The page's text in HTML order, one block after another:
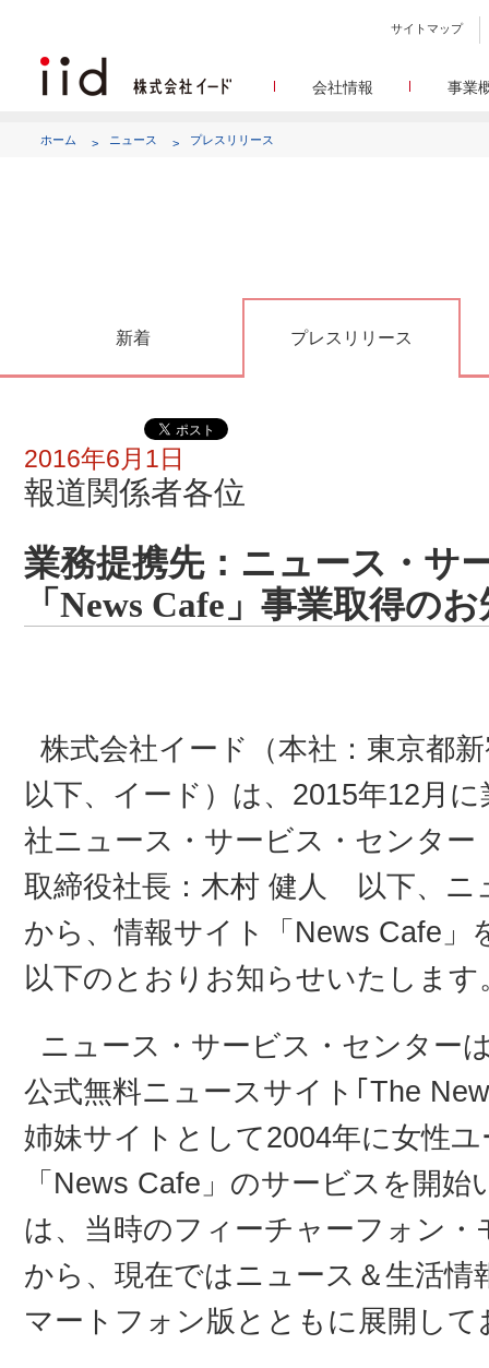
サイトマップ
会社情報
アク
事業
ホーム ニュース プレスリリース
新着 プレスリリース
2016年6月1日
報道関係者各位
業務提携先：ニュース・サ
「News Cafe」事業取得の
株式会社イード（本社：東京都
以下、イード）は、2015年12月
社ニュース・サービス・センター
取締役社長：木村 健人 以下、ニ
から、情報サイト「News Cafe」
以下のとおりお知らせいたします
ニュース・サービス・センター
公式無料ニュースサイト｢The
姉妹サイトとして2004年に女性
「News Cafe」のサービスを開
は、当時のフィーチャーフォン
から、現在ではニュース＆生活
マートフォン版とともに展開して